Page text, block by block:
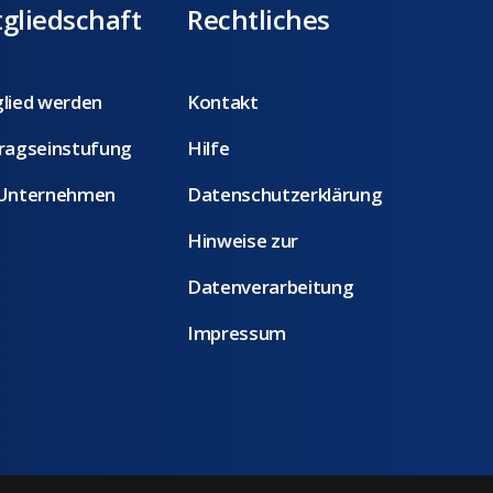
werden
Rechtliches
Kontakt
Hilfe
Datenschutzerklärung
Hinweise zur
Datenverarbeitung
Impressum